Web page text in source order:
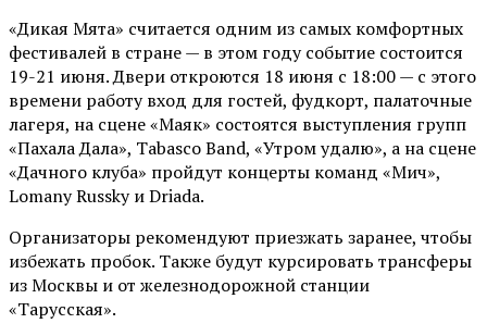
«Дикая Мята» считается одним из самых комфортных
фестивалей в стране — в этом году событие состоится
19-21 июня. Двери откроются 18 июня с 18:00 — с этого
времени работу вход для гостей, фудкорт, палаточные
лагеря, на сцене «Маяк» состоятся выступления групп
«Пахала Дала», Tabasco Band, «Утром удалю», а на сцене
«Дачного клуба» пройдут концерты команд «Мич»,
Lomany Russky и Driada.
Организаторы рекомендуют приезжать заранее, чтобы
избежать пробок. Также будут курсировать трансферы
из Москвы и от железнодорожной станции
«Тарусская».